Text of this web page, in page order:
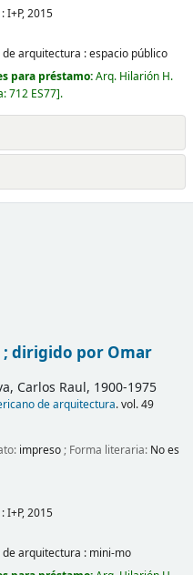
I+P,2015
arquitectura : espacio público
para préstamo:Arq. Hilarión H.
712 ES77 .
; dirigido por Omar
Carlos Raul, 1900-1975
de arquitectura. vol. 49
impreso; Forma literaria: No es
I+P,2015
arquitectura : mini-mo